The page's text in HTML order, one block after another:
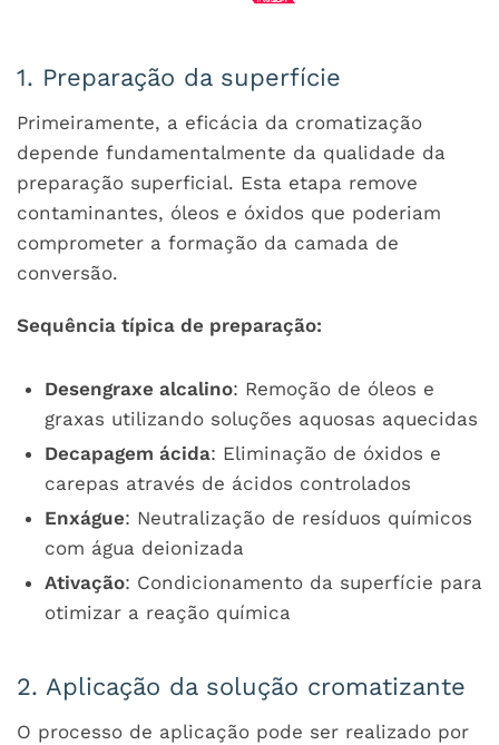
1. Preparação da superfície
Primeiramente, a eficácia da cromatização
depende fundamentalmente da qualidade da
preparação superficial. Esta etapa remove
contaminantes, óleos e óxidos que poderiam
comprometer a formação da camada de
conversão.
Sequência típica de preparação:
Desengraxe alcalino: Remoção de óleos e
graxas utilizando soluções aquosas aquecidas
Decapagem ácida: Eliminação de óxidos e
carepas através de ácidos controlados
Enxágue: Neutralização de resíduos químicos
com água deionizada
Ativação: Condicionamento da superfície para
otimizar a reação química
2. Aplicação da solução cromatizante
O processo de aplicação pode ser realizado por